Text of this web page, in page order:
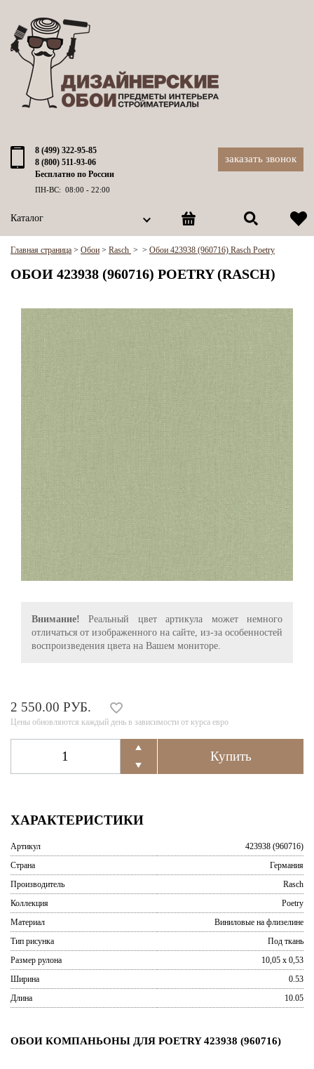
8 (499) 322-95-85
8 (800) 511-93-06
Бесплатно по России
ПН-ВС: 08:00 - 22:00
заказать звонок
Каталог
Главная страница > Обои > Rasch > > Обои 423938 (960716) Rasch Poetry
ОБОИ 423938 (960716) POETRY (RASCH)
Внимание! Реальный цвет артикула может немного
отличаться от изображенного на сайте, из-за особенностей
воспроизведения цвета на Вашем мониторе.
2 550.00 РУБ.
Цены обновляются каждый день в зависимости от курса евро
ХАРАКТЕРИСТИКИ
Артикул
423938 (960716)
Страна
Германия
Производитель
Rasch
Коллекция
Poetry
Материал
Виниловые на флизелине
Тип рисунка
Под ткань
Размер рулона
10,05 x 0,53
Ширина
0.53
Длина
10.05
ОБОИ КОМПАНЬОНЫ ДЛЯ POETRY 423938 (960716)